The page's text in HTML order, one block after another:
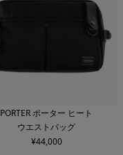
PORTER ポーター ヒート
ウエストバッグ
¥44,000